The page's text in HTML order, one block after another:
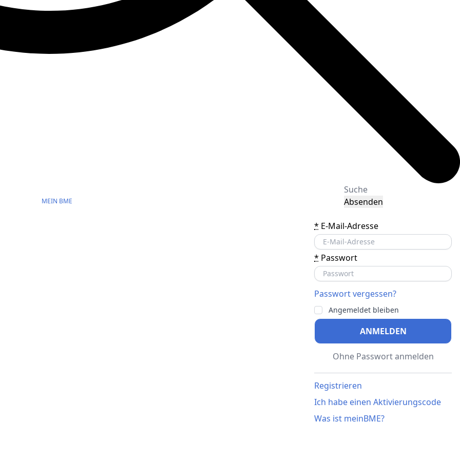
Absenden
MEIN BME
* E-Mail-Adresse
* Passwort
Passwort vergessen?
Angemeldet bleiben
ANMELDEN
Ohne Passwort anmelden
Registrieren
Ich habe einen Aktivierungscode
Was ist meinBME?